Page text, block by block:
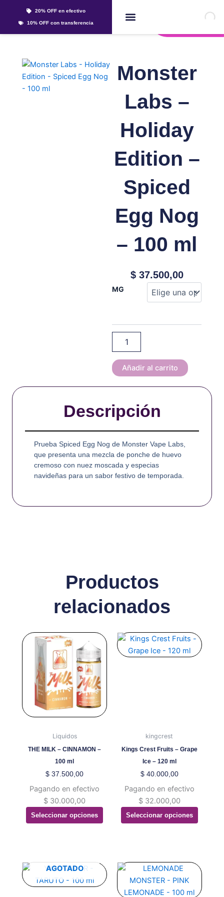
20% OFF en efectivo
10% OFF con transferencia Whatsapp
Monster
Labs –
Holiday
Edition –
Spiced
Egg Nog
– 100 ml
$37.500,00
MG
Monster
Edition
Spiced
Nog
-
100
cantidad
Añadir al carrito
Descripción
Prueba Spiced Egg Nog de Monster Vape Labs,
que presenta una mezcla de ponche de huevo
cremoso con nuez moscada y especias
navideñas para un sabor festivo de temporada.
Productos
relacionados
Liquidos
THE MILK – CINNAMON –
100 ml
$ 37.500,00
Pagando en efectivo
$ 30.000,00
Seleccionar opciones
Este
producto
tiene
múltiples
variantes.
Las
opciones
pueden
elegir
en
la
de
producto
kingcrest
Kings Crest Fruits – Grape
Ice – 120 ml
$40.000,00
Pagando en efectivo
$32.000,00
Seleccionar opciones
Este
producto
pueden
elegir
en
la
de
producto
AGOTADO
Este
producto
Este
producto
tiene